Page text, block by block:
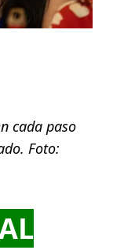
cada paso
Foto: